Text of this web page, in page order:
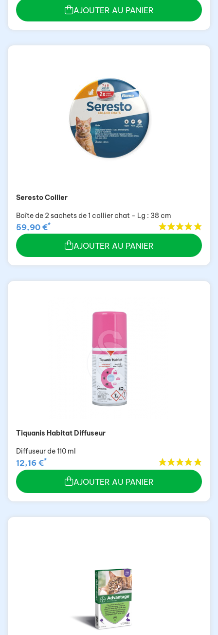
AJOUTER AU PANIER
Seresto Collier
Boîte de 2 sachets de 1 collier chat - Lg : 38 cm
59,90 €*
AJOUTER AU PANIER
Tiquanis Habitat Diffuseur
Diffuseur de 110 ml
12,16 €*
AJOUTER AU PANIER